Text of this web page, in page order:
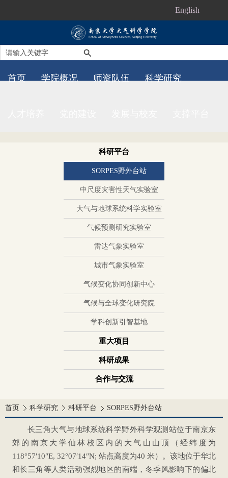
English
首页 学院概况 师资队伍 科学研究
科研平台
SORPES野外台站
中尺度灾害性天气实验室
大气与地球系统科学实验室
气候预测研究实验室
雷达气象实验室
城市气象实验室
气候变化协同创新中心
气候与全球变化研究院
学科创新引智基地
重大项目
科研成果
合作与交流
首页 科学研究 科研平台 SORPES野外台站
长三角大气与地球系统科学野外科学观测站位于南京东
郊的南京大学仙林校区内的大气山山顶（经纬度为
118°57′10″E, 32°07′14″N; 站点高度为40 米）。该地位于华北
和长三角等人类活动强烈地区的南端，冬季风影响下的偏北